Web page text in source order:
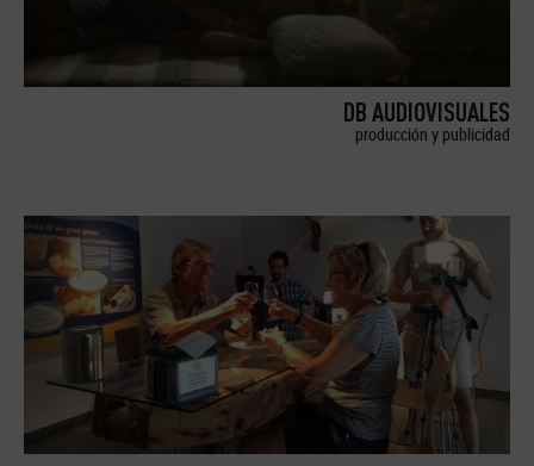
DB AUDIOVISUALES
producción y publicidad